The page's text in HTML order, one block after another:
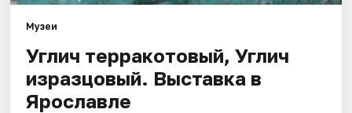
Музеи
Углич терракотовый, Углич
изразцовый. Выставка в
Ярославле